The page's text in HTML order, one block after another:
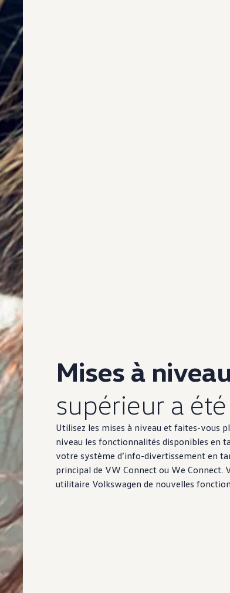
Mises à
supérieur a
Utilisez les mises à niveau et faites-vous
niveau les fonctionnalités disponibles en
votre système d’info-divertissement en
principal de VW Connect ou We
utilitaire Volkswagen de nouvelles